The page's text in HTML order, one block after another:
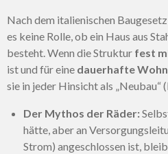
Nach dem italienischen
es keine Rolle, ob ein Haus aus
besteht. Wenn die Struktur fest
ist und für eine dauerhafte
sie in jeder Hinsicht als „Neubau“
Der Mythos der Räder:
hätte, aber an
Strom) angeschlossen ist,